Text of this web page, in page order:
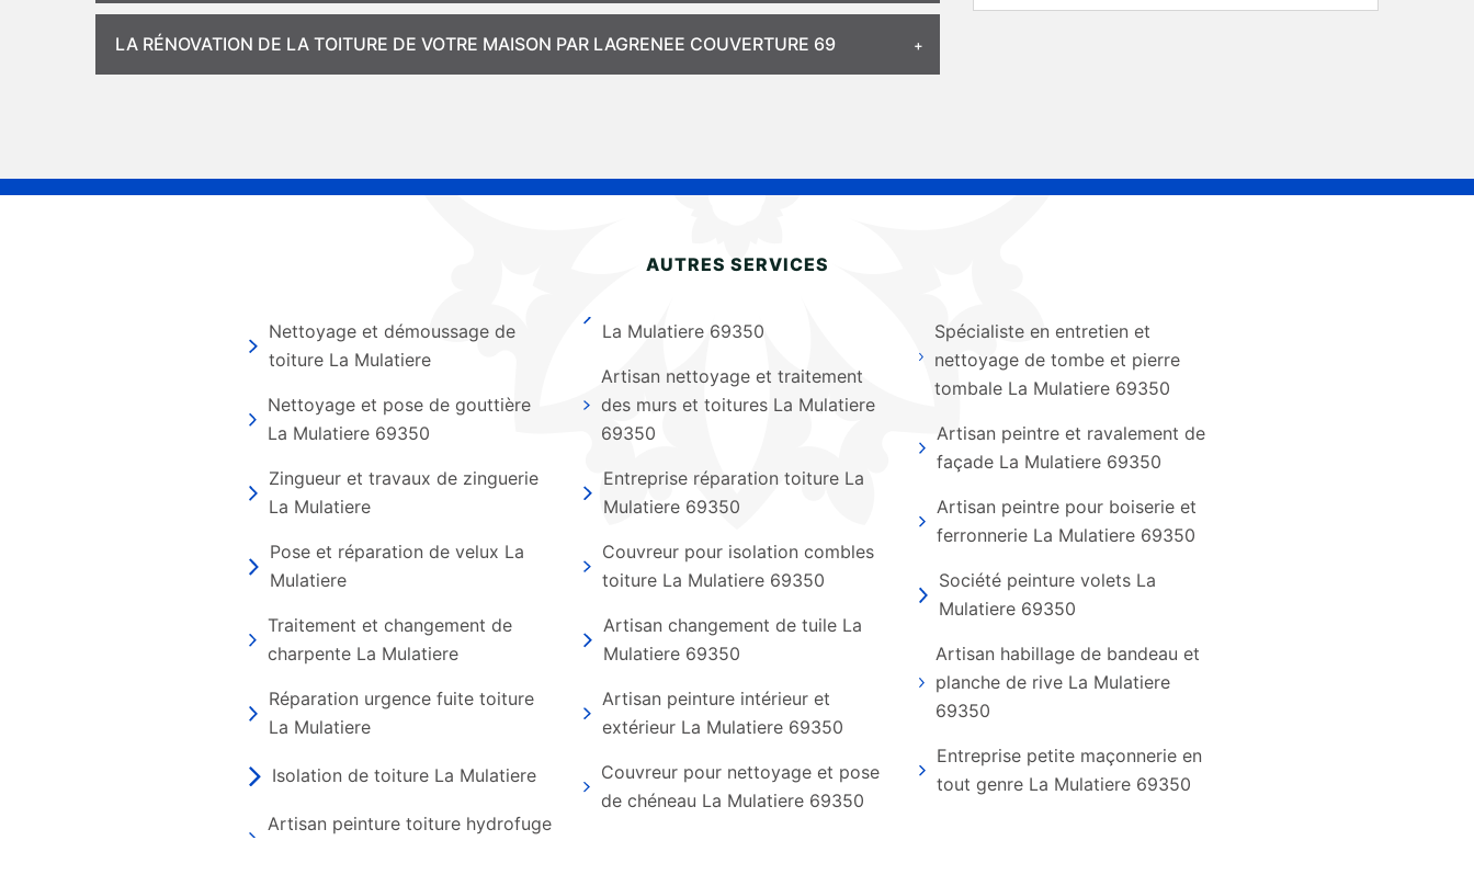
LA RÉNOVATION DE LA TOITURE DE VOTRE MAISON PAR LAGRENEE COUVERTURE 69
AUTRES SERVICES
Nettoyage et démoussage de
toiture La Mulatiere
Nettoyage et pose de gouttière
La Mulatiere 69350
Zingueur et travaux de zinguerie
La Mulatiere
Pose et réparation de velux La
Mulatiere
Traitement et changement de
charpente La Mulatiere
Réparation urgence fuite toiture
La Mulatiere
Isolation de toiture La Mulatiere
Artisan peinture toiture hydrofuge
La Mulatiere 69350
Artisan nettoyage et traitement
des murs et toitures La Mulatiere
69350
Entreprise réparation toiture La
Mulatiere 69350
Couvreur pour isolation combles
toiture La Mulatiere 69350
Artisan changement de tuile La
Mulatiere 69350
Artisan peinture intérieur et
extérieur La Mulatiere 69350
Couvreur pour nettoyage et pose
de chéneau La Mulatiere 69350
Spécialiste en entretien et
nettoyage de tombe et pierre
tombale La Mulatiere 69350
Artisan peintre et ravalement de
façade La Mulatiere 69350
Artisan peintre pour boiserie et
ferronnerie La Mulatiere 69350
Société peinture volets La
Mulatiere 69350
Artisan habillage de bandeau et
planche de rive La Mulatiere
69350
Entreprise petite maçonnerie en
tout genre La Mulatiere 69350